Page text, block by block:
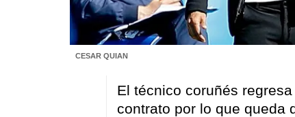
CESAR QUIAN
El técnico coruñés
contrato por lo que queda